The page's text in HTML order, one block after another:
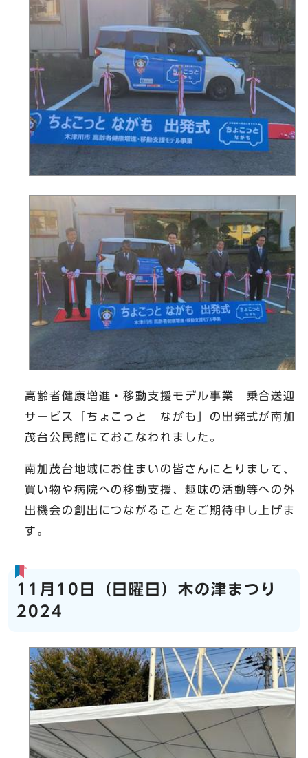
高齢者健康増進・移動支援モデル事業 乗合送迎
サービス「ちょこっと ながも」の出発式が南加
茂台公民館にておこなわれました。
南加茂台地域にお住まいの皆さんにとりまして、
買い物や病院への移動支援、趣味の活動等への外
出機会の創出につながることをご期待申し上げま
す。
11月10日（日曜日）木の津まつり
2024